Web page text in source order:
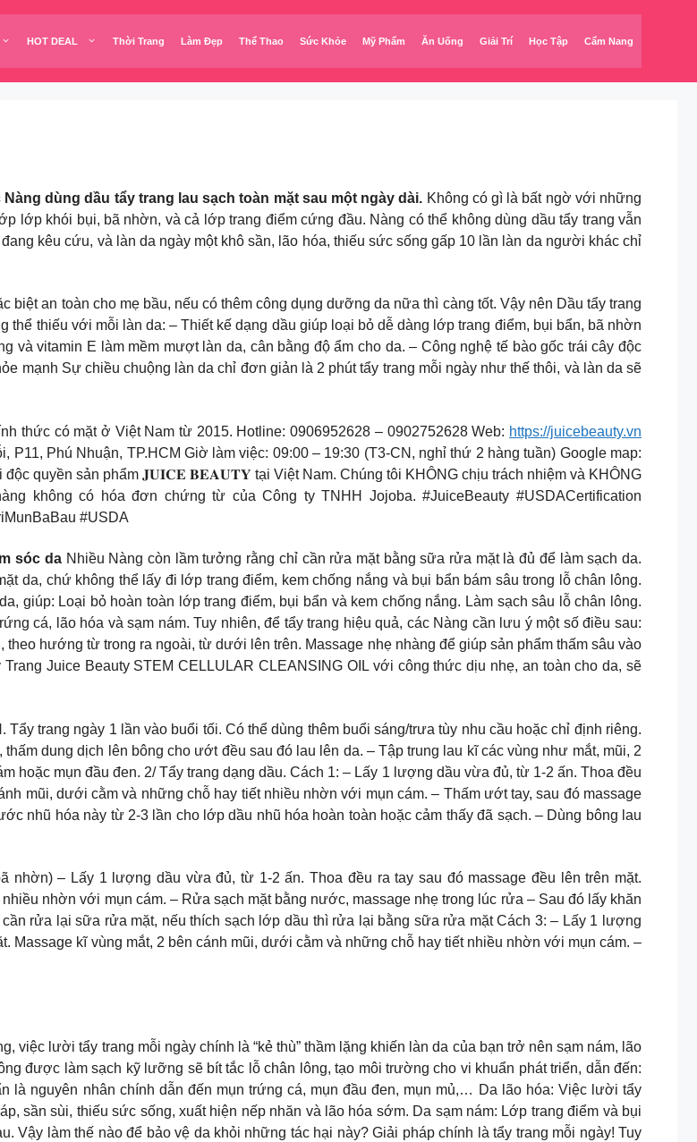
HOT DEAL Thời Trang Làm Đẹp Thể Thao Sức Khỏe Mỹ Phẩm Ăn Uống Giải Trí Học Tập Cẩm Nang
dùng dầu tẩy trang lau sạch toàn mặt sau một ngày dài. Không có gì là bất ngờ với những
lớp khói bụi, bã nhờn, và cả lớp trang điểm cứng đầu. Nàng có thể không dùng dầu tẩy trang vẫn
kêu cứu, và làn da ngày một khô sần, lão hóa, thiếu sức sống gấp 10 lần làn da người khác chỉ
biệt an toàn cho mẹ bầu, nếu có thêm công dụng dưỡng da nữa thì càng tốt. Vậy nên Dầu tẩy trang
thiếu với mỗi làn da: – Thiết kế dạng dầu giúp loại bỏ dễ dàng lớp trang điểm, bụi bẩn, bã nhờn
và vitamin E làm mềm mượt làn da, cân bằng độ ẩm cho da. – Công nghệ tế bào gốc trái cây độc
mạnh Sự chiều chuộng làn da chỉ đơn giản là 2 phút tẩy trang mỗi ngày như thế thôi, và làn da sẽ
có mặt ở Việt Nam từ 2015. Hotline: ​0906952628 – 0902752628 Web: https://juicebeauty.vn
P11, Phú Nhuận, TP.HCM Giờ làm việc: 09:00 – 19:30 (T3-CN, nghỉ thứ 2 hàng tuần) Google map:
quyền sản phẩm 𝐉𝐔𝐈𝐂𝐄 𝐁𝐄𝐀𝐔𝐓𝐘 tại Việt Nam. Chúng tôi KHÔNG chịu trách nhiệm và KHÔNG
không có hóa đơn chứng từ của Công ty TNHH Jojoba. #JuiceBeauty #USDACertification
#USDA
sóc daNhiều Nàng còn lầm tưởng rằng chỉ cần rửa mặt bằng sữa rửa mặt là đủ để làm sạch da.
da, chứ không thể lấy đi lớp trang điểm, kem chống nắng và bụi bẩn bám sâu trong lỗ chân lông.
giúp: Loại bỏ hoàn toàn lớp trang điểm, bụi bẩn và kem chống nắng. Làm sạch sâu lỗ chân lông.
cá, lão hóa và sạm nám. Tuy nhiên, để tẩy trang hiệu quả, các Nàng cần lưu ý một số điều sau:
hướng từ trong ra ngoài, từ dưới lên trên. Massage nhẹ nhàng để giúp sản phẩm thấm sâu vào
Juice Beauty STEM CELLULAR CLEANSING OIL với công thức dịu nhẹ, an toàn cho da, sẽ
trang ngày 1 lần vào buổi tối. Có thể dùng thêm buổi sáng/trưa tùy nhu cầu hoặc chỉ định riêng.
dung dịch lên bông cho ướt đều sau đó lau lên da. – Tập trung lau kĩ các vùng như mắt, mũi, 2
hoặc mụn đầu đen. 2/ Tẩy trang dạng dầu. Cách 1: – Lấy 1 lượng dầu vừa đủ, từ 1-2 ấn. Thoa đều
mũi, dưới cằm và những chỗ hay tiết nhiều nhờn với mụn cám. – Thấm ướt tay, sau đó massage
nhũ hóa này từ 2-3 lần cho lớp dầu nhũ hóa hoàn toàn hoặc cảm thấy đã sạch. – Dùng bông lau
nhờn) – Lấy 1 lượng dầu vừa đủ, từ 1-2 ấn. Thoa đều ra tay sau đó massage đều lên trên mặt.
nhờn với mụn cám. – Rửa sạch mặt bằng nước, massage nhẹ trong lúc rửa – Sau đó lấy khăn
rửa lại sữa rửa mặt, nếu thích sạch lớp dầu thì rửa lại bằng sữa rửa mặt Cách 3: – Lấy 1 lượng
Massage kĩ vùng mắt, 2 bên cánh mũi, dưới cằm và những chỗ hay tiết nhiều nhờn với mụn cám. –
việc lười tẩy trang mỗi ngày chính là “kẻ thù” thầm lặng khiến làn da của bạn trở nên sạm nám, lão
được làm sạch kỹ lưỡng sẽ bít tắc lỗ chân lông, tạo môi trường cho vi khuẩn phát triển, dẫn đến:
là nguyên nhân chính dẫn đến mụn trứng cá, mụn đầu đen, mụn mủ,… Da lão hóa: Việc lười tẩy
sần sùi, thiếu sức sống, xuất hiện nếp nhăn và lão hóa sớm. Da sạm nám: Lớp trang điểm và bụi
Vậy làm thế nào để bảo vệ da khỏi những tác hại này? Giải pháp chính là tẩy trang mỗi ngày! Tuy